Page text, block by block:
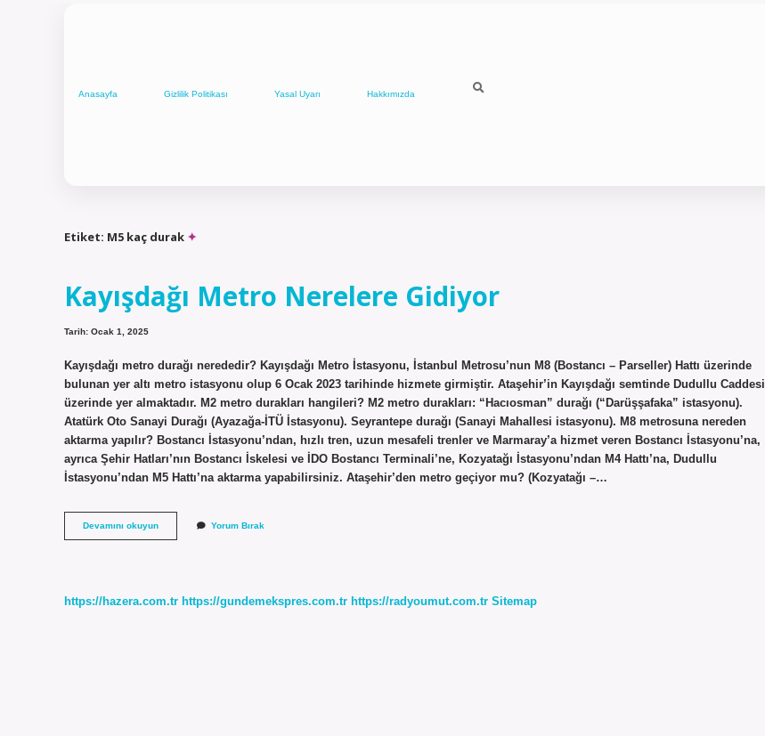
Anasayfa Gizlilik Politikası Yasal Uyarı Hakkımızda
Etiket: M5 kaç durak
Kayışdağı Metro Nerelere Gidiyor
Tarih: Ocak 1, 2025
Kayışdağı metro durağı nerededir? Kayışdağı Metro İstasyonu, İstanbul Metrosu’nun M8 (Bostancı – Parseller) Hattı üzerinde
bulunan yer altı metro istasyonu olup 6 Ocak 2023 tarihinde hizmete girmiştir. Ataşehir’in Kayışdağı semtinde Dudullu Caddesi
üzerinde yer almaktadır. M2 metro durakları hangileri? M2 metro durakları: “Hacıosman” durağı (“Darüşşafaka” istasyonu).
Atatürk Oto Sanayi Durağı (Ayazağa-İTÜ İstasyonu). Seyrantepe durağı (Sanayi Mahallesi istasyonu). M8 metrosuna nereden
aktarma yapılır? Bostancı İstasyonu’ndan, hızlı tren, uzun mesafeli trenler ve Marmaray’a hizmet veren Bostancı İstasyonu’na,
ayrıca Şehir Hatları’nın Bostancı İskelesi ve İDO Bostancı Terminali’ne, Kozyatağı İstasyonu’ndan M4 Hattı’na, Dudullu
İstasyonu’ndan M5 Hattı’na aktarma yapabilirsiniz. Ataşehir’den metro geçiyor mu? (Kozyatağı –…
Devamını okuyunKayışdağı
Metro
Yorum Bırak
https://hazera.com.tr https://gundemekspres.com.tr https://radyoumut.com.tr Sitemap